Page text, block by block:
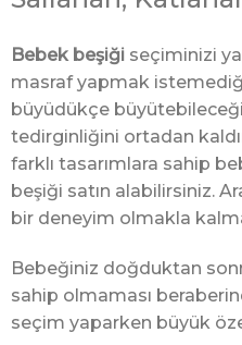
Bebek beşiği seçiminizi
masraf yapmak
büyüdükçe
tedirginliğini ortadan
farklı tasarımlara sahip
beşiği satın alabilirsiniz.
bir deneyim olmakla
Bebeğiniz doğduktan
sahip olmaması
seçim yaparken büyük